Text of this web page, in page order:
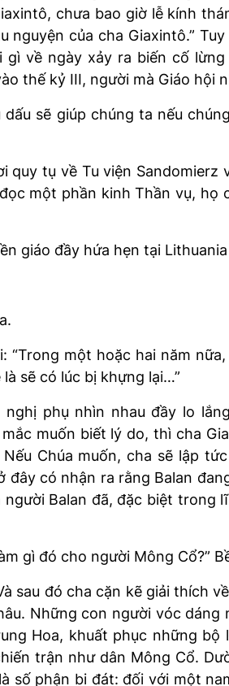
chưa bao giờ lễ kính
của cha Giaxintô.”
gì về ngày xảy ra biến cố
thế kỷ III, người mà Giáo hội
sẽ giúp chúng ta nếu
tụ về Tu viện Sandomierz
một phần kinh Thần vụ,
giáo đầy hứa hẹn tại
“Trong một hoặc hai năm
sẽ có lúc bị khựng lại…”
phụ nhìn nhau đầy lo
muốn biết lý do, thì cha
Chúa muốn, cha sẽ lập
đây có nhận ra rằng Balan
Balan đã, đặc biệt trong
gì đó cho người Mông Cổ?”
sau đó cha cặn kẽ giải thích
Những con người vóc
Hoa, khuất phục những
trận như dân Mông Cổ.
số phận bi đát: đối với một